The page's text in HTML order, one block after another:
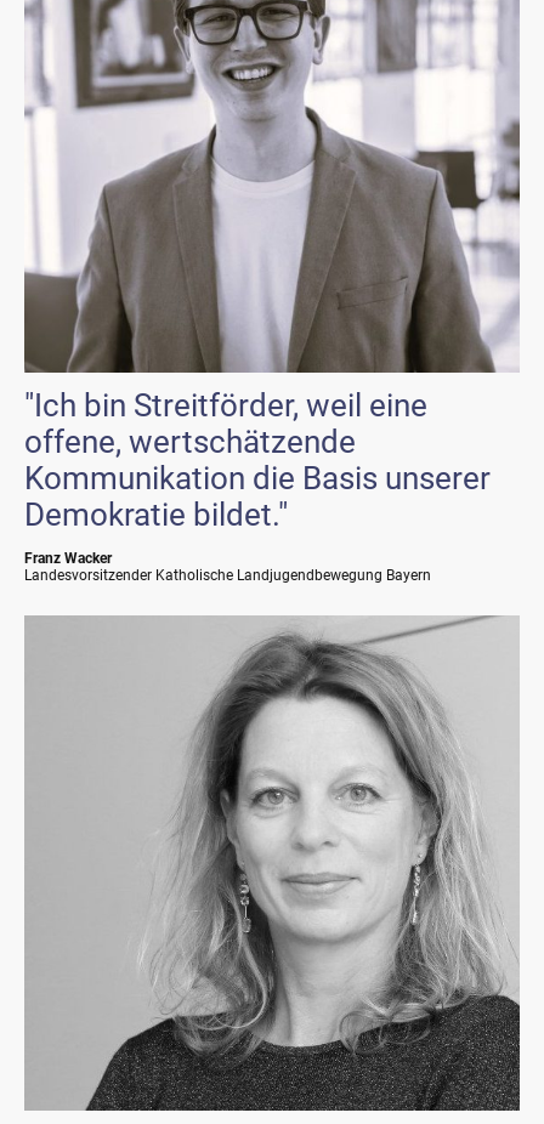
"Ich bin Streitförder, weil eine
offene, wertschätzende
Kommunikation die Basis unserer
Demokratie bildet."
Franz Wacker
Landesvorsitzender Katholische Landjugendbewegung Bayern